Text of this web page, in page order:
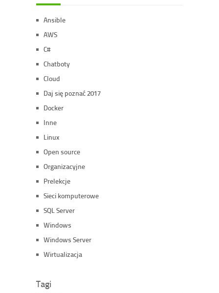
Ansible
AWS
C#
Chatboty
Cloud
Daj się poznać 2017
Docker
Inne
Linux
Open source
Organizacyjne
Prelekcje
Sieci komputerowe
SQL Server
Windows
Windows Server
Wirtualizacja
Tagi